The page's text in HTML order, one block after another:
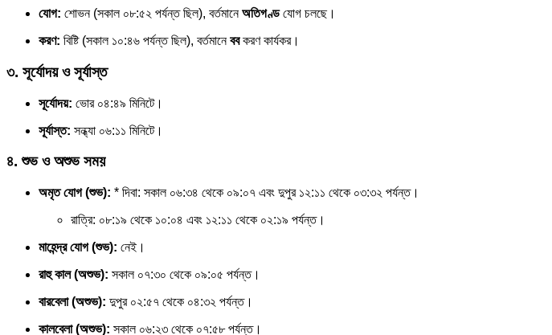
যোগ: শোভন (সকাল ০৮:৫২ পর্যন্ত ছিল), বর্তমানেঅতিগণ্ডযোগ চলছে।
করণ: বিষ্টি (সকাল ১০:৪৬ পর্যন্ত ছিল), বর্তমানেববকরণ কার্যকর।
৩. সূর্যোদয় ও সূর্যাস্ত
সূর্যোদয়: ভোর ০৪:৪৯ মিনিটে।
সূর্যাস্ত: সন্ধ্যা ০৬:১১ মিনিটে।
৪. শুভ ও অশুভ সময়
অমৃত যোগ (শুভ): * দিবা: সকাল ০৬:৩৪ থেকে ০৯:০৭ এবং দুপুর ১২:১১ থেকে ০৩:৩২ পর্যন্ত।
রাত্রি: ০৮:১৯ থেকে ১০:০৪ এবং ১২:১১ থেকে ০২:১৯ পর্যন্ত।
মাহেন্দ্র যোগ (শুভ): নেই।
রাহু কাল (অশুভ): সকাল ০৭:৩০ থেকে ০৯:০৫ পর্যন্ত।
বারবেলা (অশুভ): দুপুর ০২:৫৭ থেকে ০৪:৩২ পর্যন্ত।
কালবেলা (অশুভ): সকাল ০৬:২৩ থেকে ০৭:৫৮ পর্যন্ত।